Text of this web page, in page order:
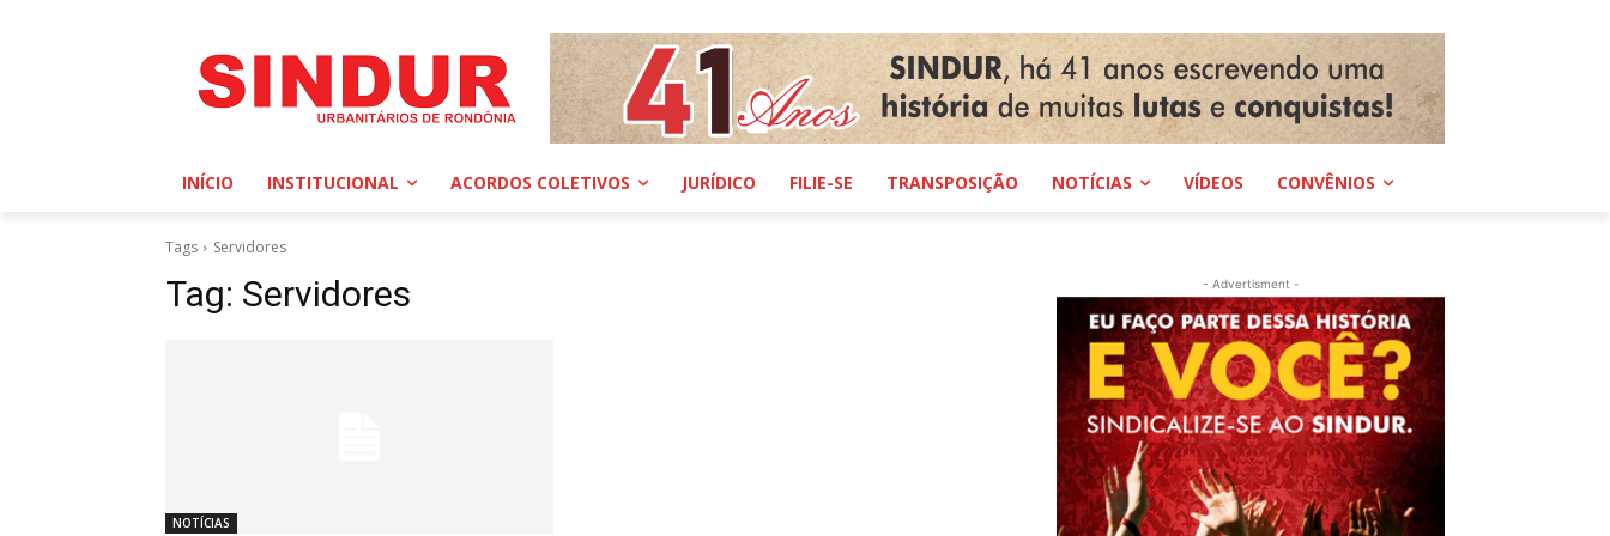
INÍCIO INSTITUCIONAL ACORDOS COLETIVOS JURÍDICO FILIE-SE TRANSPOSIÇÃO NOTÍCIAS VÍDEOS CONVÊNIOS
Tags Servidores
Tag: Servidores
NOTÍCIAS
- Advertisment -